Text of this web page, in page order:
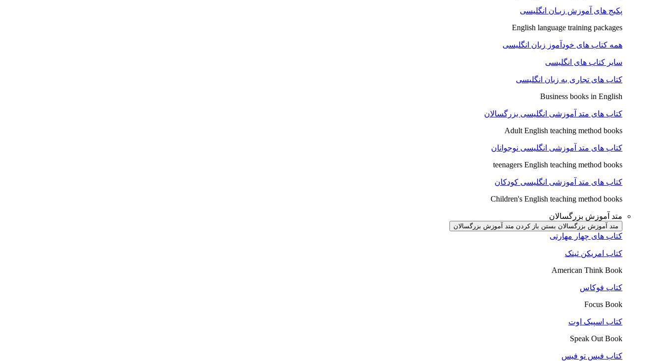
پکیج های آموزش زبـان انگلیسی
English language training packages
همه کتاب های خودآموز زبان انگلیسی
سایر کتاب های انگلیسی
کتاب های تجاری به زبان انگلیسی
Business books in English
کتاب های متد آموزشی انگلیسی بزرگسالان
Adult English teaching method books
کتاب های متد آموزشی انگلیسی نوجوانان
teenagers English teaching method books
کتاب های متد آموزشی انگلیسی کودکان
Children's English teaching method books
متد آموزش بزرگسالان
متد آموزش بزرگسالان بستن باز کردن متد آموزش بزرگسالان
کتاب های چهار مهارتی
کتاب امریکن ثینک
American Think Book
کتاب فوکاس
Focus Book
کتاب اسپیک اوت
Speak Out Book
کتاب فیس تو فیس